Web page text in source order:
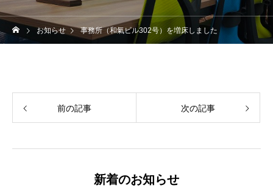
お知らせ 事務所（和氣ビル302号）を増床しました
前の記事 次の記事
新着のお知らせ